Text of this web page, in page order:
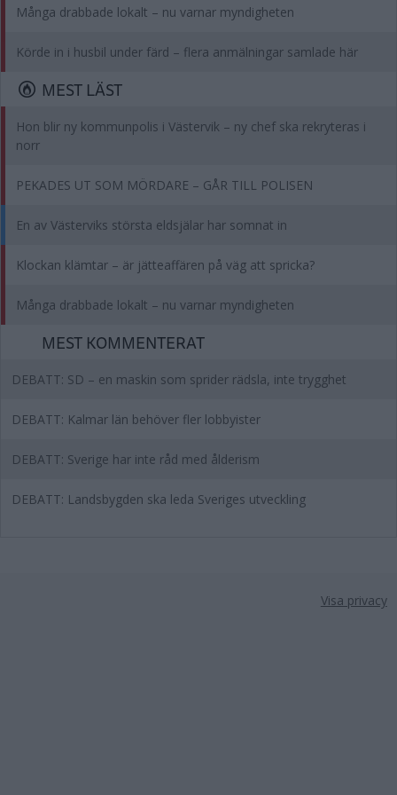
Många drabbade lokalt – nu varnar myndigheten
Körde in i husbil under färd – flera anmälningar samlade här
MEST LÄST
Hon blir ny kommunpolis i Västervik – ny chef ska rekryteras i
norr
PEKADES UT SOM MÖRDARE – GÅR TILL POLISEN
En av Västerviks största eldsjälar har somnat in
Klockan klämtar – är jätteaffären på väg att spricka?
Många drabbade lokalt – nu varnar myndigheten
MEST KOMMENTERAT
DEBATT: SD – en maskin som sprider rädsla, inte trygghet
DEBATT: Kalmar län behöver fler lobbyister
DEBATT: Sverige har inte råd med ålderism
DEBATT: Landsbygden ska leda Sveriges utveckling
Visa privacy